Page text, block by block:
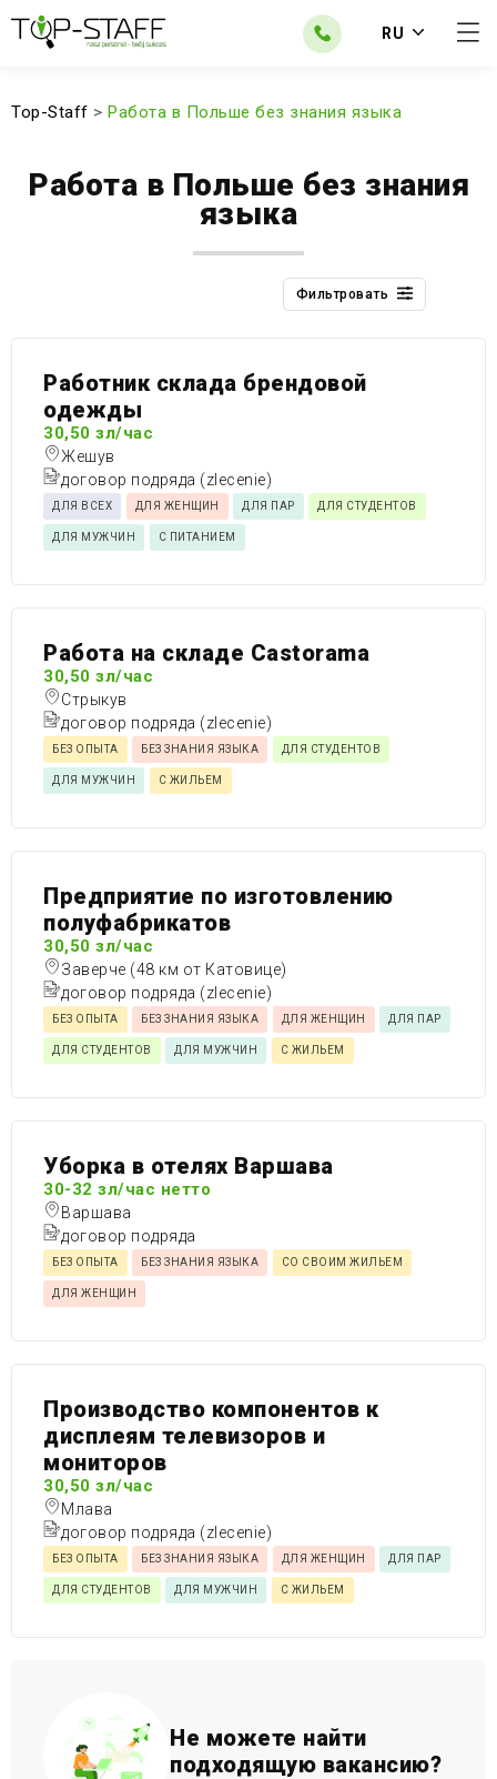
RU
Top-Staff > Работа в Польше без знания языка
Работа в Польше без знания
языка
Фильтровать
Работник склада брендовой
одежды
30,50 зл/час
Жешув
договор подряда (zlecenie)
ДЛЯ ВСЕХ ДЛЯ ЖЕНЩИН ДЛЯ ПАР ДЛЯ СТУДЕНТОВ
ДЛЯ МУЖЧИН С ПИТАНИЕМ
Работа на складе Castorama
30,50 зл/час
Стрыкув
договор подряда (zlecenie)
БЕЗ ОПЫТА БЕЗ ЗНАНИЯ ЯЗЫКА ДЛЯ СТУДЕНТОВ
ДЛЯ МУЖЧИН С ЖИЛЬЕМ
Предприятие по изготовлению
полуфабрикатов
30,50 зл/час
Заверче (48 км от Катовице)
договор подряда (zlecenie)
БЕЗ ОПЫТА БЕЗ ЗНАНИЯ ЯЗЫКА ДЛЯ ЖЕНЩИН ДЛЯ ПАР
ДЛЯ СТУДЕНТОВ ДЛЯ МУЖЧИН С ЖИЛЬЕМ
Уборка в отелях Варшава
30-32 зл/час нетто
Варшава
договор подряда
БЕЗ ОПЫТА БЕЗ ЗНАНИЯ ЯЗЫКА СО СВОИМ ЖИЛЬЕМ
ДЛЯ ЖЕНЩИН
Производство компонентов к
дисплеям телевизоров и
мониторов
30,50 зл/час
Млава
договор подряда (zlecenie)
БЕЗ ОПЫТА БЕЗ ЗНАНИЯ ЯЗЫКА ДЛЯ ЖЕНЩИН ДЛЯ ПАР
ДЛЯ СТУДЕНТОВ ДЛЯ МУЖЧИН С ЖИЛЬЕМ
Не можете найти
подходящую вакансию?